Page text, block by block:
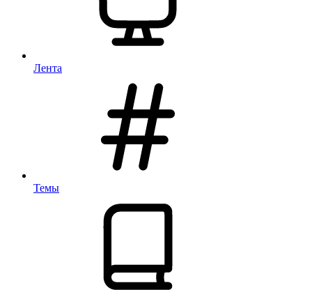
Лента
Темы